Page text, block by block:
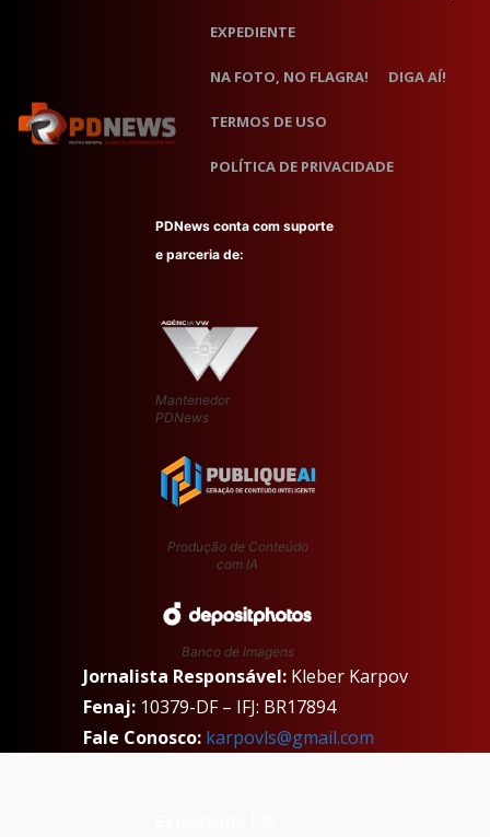
EXPEDIENTE
NA FOTO, NO FLAGRA! DIGA AÍ!
TERMOS DE USO
POLÍTICA DE PRIVACIDADE
PDNews conta com suporte
e parceria de:
Mantenedor
PDNews
Produção de Conteúdo
com IA
Banco de Imagens
Jornalista Responsável:Kleber Karpov
Fenaj:10379-DF – IFJ: BR17894
Fale Conosco: karpovls@gmail.com